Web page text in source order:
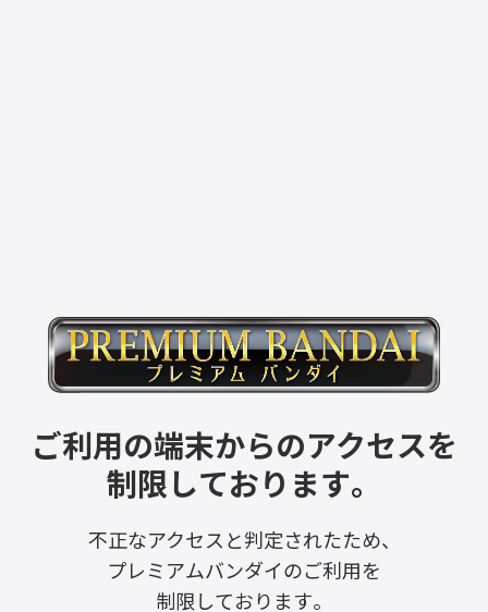
ご利用の端末からのアクセスを
制限しております。
不正なアクセスと判定されたため、
プレミアムバンダイのご利用を
制限しております。